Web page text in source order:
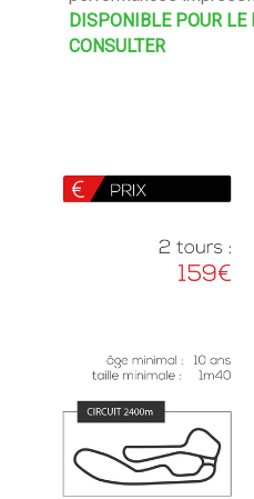
DISPONIBLE POUR LE
CONSULTER